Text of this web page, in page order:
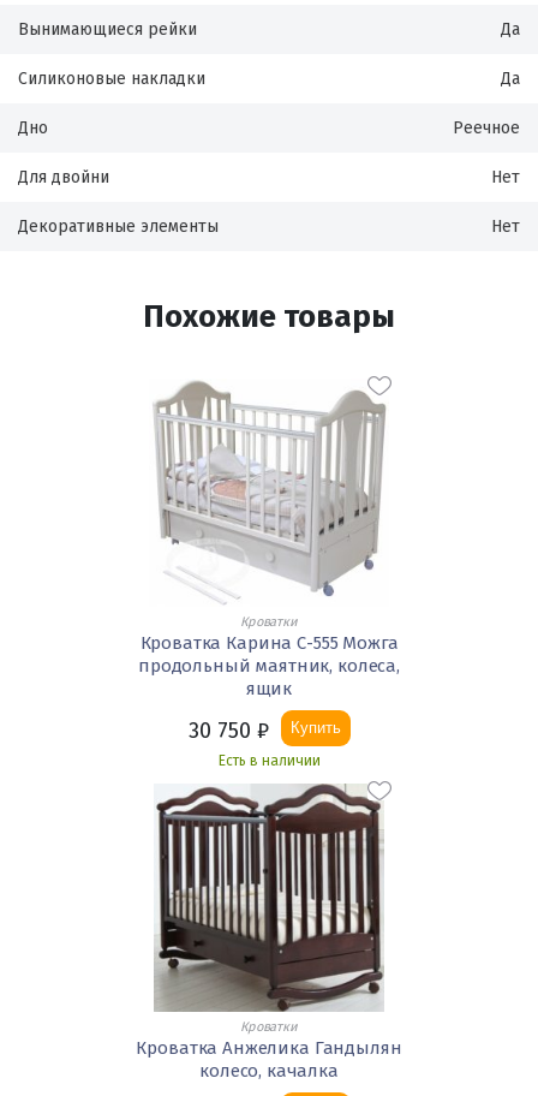
Вынимающиеся рейки Да
Силиконовые накладки Да
Дно Реечное
Для двойни Нет
Декоративные элементы Нет
Похожие товары
Кроватки
Кроватка Карина С-555 Можга
продольный маятник, колеса,
ящик
30 750 ₽ Купить
Есть в наличии
Кроватки
Кроватка Анжелика Гандылян
колесо, качалка